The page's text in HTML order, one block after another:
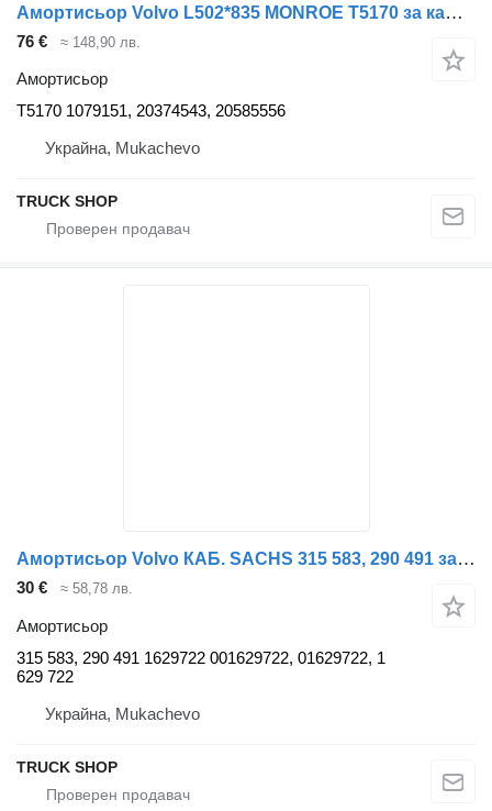
Амортисьор Volvo L502*835 MONROE T5170 за камион Volvo FH 12, 16
76 € ≈ 148,90 лв.
Амортисьор
T5170 1079151, 20374543, 20585556
Украйна, Mukachevo
TRUCK SHOP
Амортисьор Volvo КАБ. SACHS 315 583, 290 491 за камион Volvo FH F L300*428
30 € ≈ 58,78 лв.
Амортисьор
315 583, 290 491 1629722 001629722, 01629722, 1
629 722
Украйна, Mukachevo
TRUCK SHOP